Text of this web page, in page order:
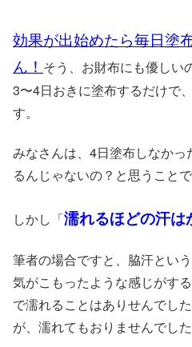
効果が出始めたら毎日塗
ん！ そう、お財布にも優しい
3〜4日おきに塗布するだけで
す。
みなさんは、4日塗布しなかっ
るんじゃないの？と思うことで
しかし「濡れるほどの汗は
筆者の場合ですと、脇汗とい
気がこもったような感じがす
で濡れることはありせんでし
が、濡れてもおりませんでした